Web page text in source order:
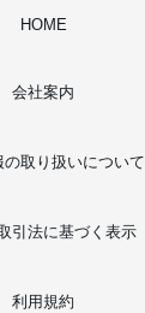
HOME
会社案内
の取り扱いについて
引法に基づく表示
利用規約